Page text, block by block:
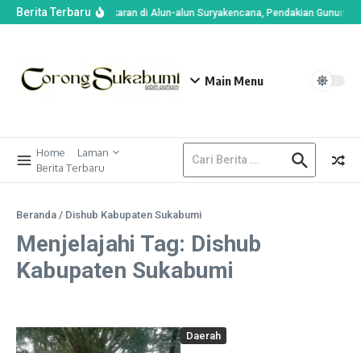
Berita TerbaruImbas Kebakaran di Alun-alun Suryakencana, Pendakian Gunung
Main Menu
Home
Laman
Berita Terbaru
Beranda / Dishub Kabupaten Sukabumi
Menjelajahi Tag: Dishub
Kabupaten Sukabumi
Daerah